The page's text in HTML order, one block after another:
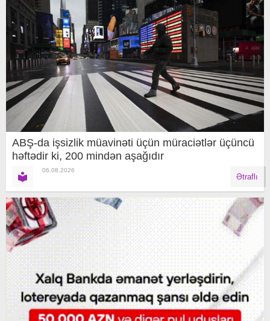
ABŞ-da işsizlik müavinəti üçün müraciətlər üçüncü
həftədir ki, 200 mindən aşağıdır
06.08.2026
Ətraflı